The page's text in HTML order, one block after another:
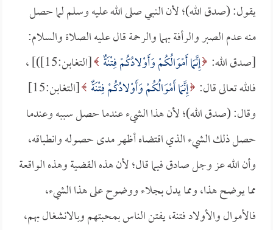
يقول: (صدق الله)؛ لأن النبي صلى الله عليه وسلم لما حصل
منه عدم الصبر والرأفة بهما والرحمة قال عليه الصلاة والسلام:
[صدق الله: إِنَّمَا أَمْوَالُكُمْ وَأَوْلادُكُمْ فِتْنَةٌ
[التغابن:15])] ،
فالله تعالى قال: إِنَّمَا أَمْوَالُكُمْ وَأَوْلادُكُمْ فِتْنَةٌ
[التغابن:15]
وقال: (صدق الله)؛ لأن هذا الشيء عندما حصل سببه وعندما
حصل ذلك الشيء الذي اقتضاه أظهر مدى حصوله وانطباقه،
وأن الله عز وجل صادق فيما قال؛ لأن هذه القضية وهذه الواقعة
مما يوضح هذا، ومما يدل بجلاء ووضوح على هذا الشيء،
فالأموال والأولاد فتنة، يفتن الناس بمحبتهم وبالانشغال بهم،